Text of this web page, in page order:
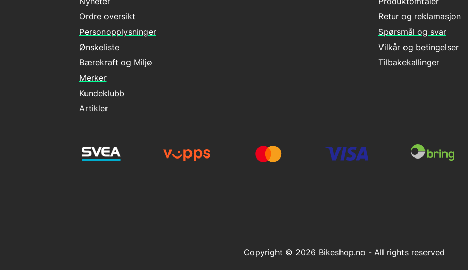
Retur og reklamasjon
Spørsmål og svar
Vilkår og betingelser
Tilbakekallinger
Ordre oversikt
Personopplysninger
Ønskeliste
Bærekraft og Miljø
Merker
Kundeklubb
Artikler
Copyright © 2026 Bikeshop.no - All rights reserved